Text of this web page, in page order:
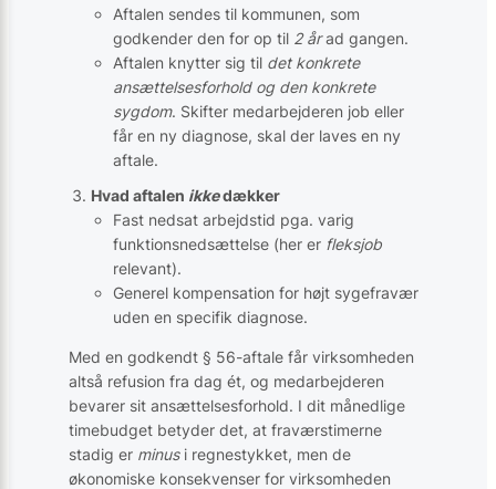
Aftalen sendes til kommunen, som
godkender den for op til 2 årad gangen.
Aftalen knytter sig til det konkrete
ansættelsesforhold og den konkrete
sygdom. Skifter medarbejderen job eller
får en ny diagnose, skal der laves en ny
aftale.
Hvad aftalen ikkedækker
Fast nedsat arbejdstid pga. varig
funktionsnedsættelse (her er fleksjob
relevant).
Generel kompensation for højt sygefravær
uden en specifik diagnose.
Med en godkendt § 56-aftale får virksomheden
altså refusion fra dag ét, og medarbejderen
bevarer sit ansættelsesforhold. I dit månedlige
timebudget betyder det, at fraværstimerne
stadig er minusi regnestykket, men de
økonomiske konsekvenser for virksomheden